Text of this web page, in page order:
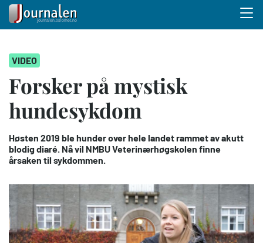
hovedinnhold
VIDEO
Forsker på mystisk
hundesykdom
Høsten 2019 ble hunder over hele landet rammet av akutt
blodig diaré. Nå vil NMBU Veterinærhøgskolen finne
årsaken til sykdommen.